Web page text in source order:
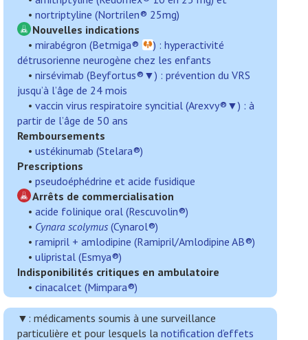
• nortriptyline (Nortrilen® 25mg)
Nouvelles indications
• mirabégron (Betmiga®
) : hyperactivité
détrusorienne neurogène chez les enfants
• nirsévimab (Beyfortus® ▼) : prévention du VRS
jusqu’à l’âge de 24 mois
• vaccin virus respiratoire syncitial (Arexvy® ▼) : à
partir de l’âge de 50 ans
Remboursements
• ustékinumab (Stelara®)
Prescriptions
• pseudoéphédrine et acide fusidique
Arrêts de commercialisation
• acide folinique oral (Rescuvolin®)
• Cynara scolymus (Cynarol®)
• ramipril + amlodipine (Ramipril/Amlodipine AB®)
• ulipristal (Esmya®)
Indisponibilités critiques en ambulatoire
• cinacalcet (Mimpara®)
▼: médicaments soumis à une surveillance
particulière et pour lesquels la notification d’effets